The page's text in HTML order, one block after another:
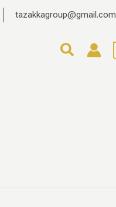
tazakkagroup@gmail.com